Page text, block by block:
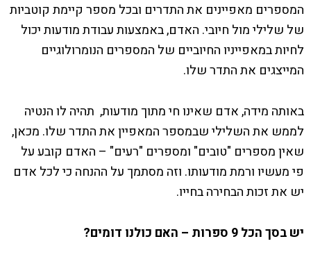
המספרים מאפיינים את התדרים ובכל מספר קיימת קוטביות
של שלילי מול חיובי. האדם, באמצעות עבודת מודעות יכול
לחיות במאפייניו החיוביים של המספרים הנומרולוגיים
המייצגים את התדר שלו.
באותה מידה, אדם שאינו חי מתוך מודעות, תהיה לו הנטיה
לממש את השלילי שבמספר המאפיין את התדר שלו. מכאן,
שאין מספרים "טובים" ומספרים "רעים" – האדם קובע על
פי מעשיו ורמת מודעותו. וזה מסתמך על ההנחה כי לכל אדם
יש את זכות הבחירה בחייו.
יש בסך הכל 9 ספרות – האם כולנו דומים?